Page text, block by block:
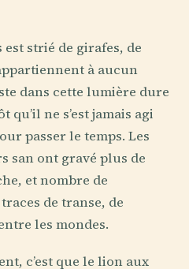
strié de girafes, de
à aucun
dans cette lumière dure
qu’il ne s’est jamais agi
passer le temps. Les
san ont gravé plus de
et nombre de
de transe, de
les mondes.
c’est que le lion aux